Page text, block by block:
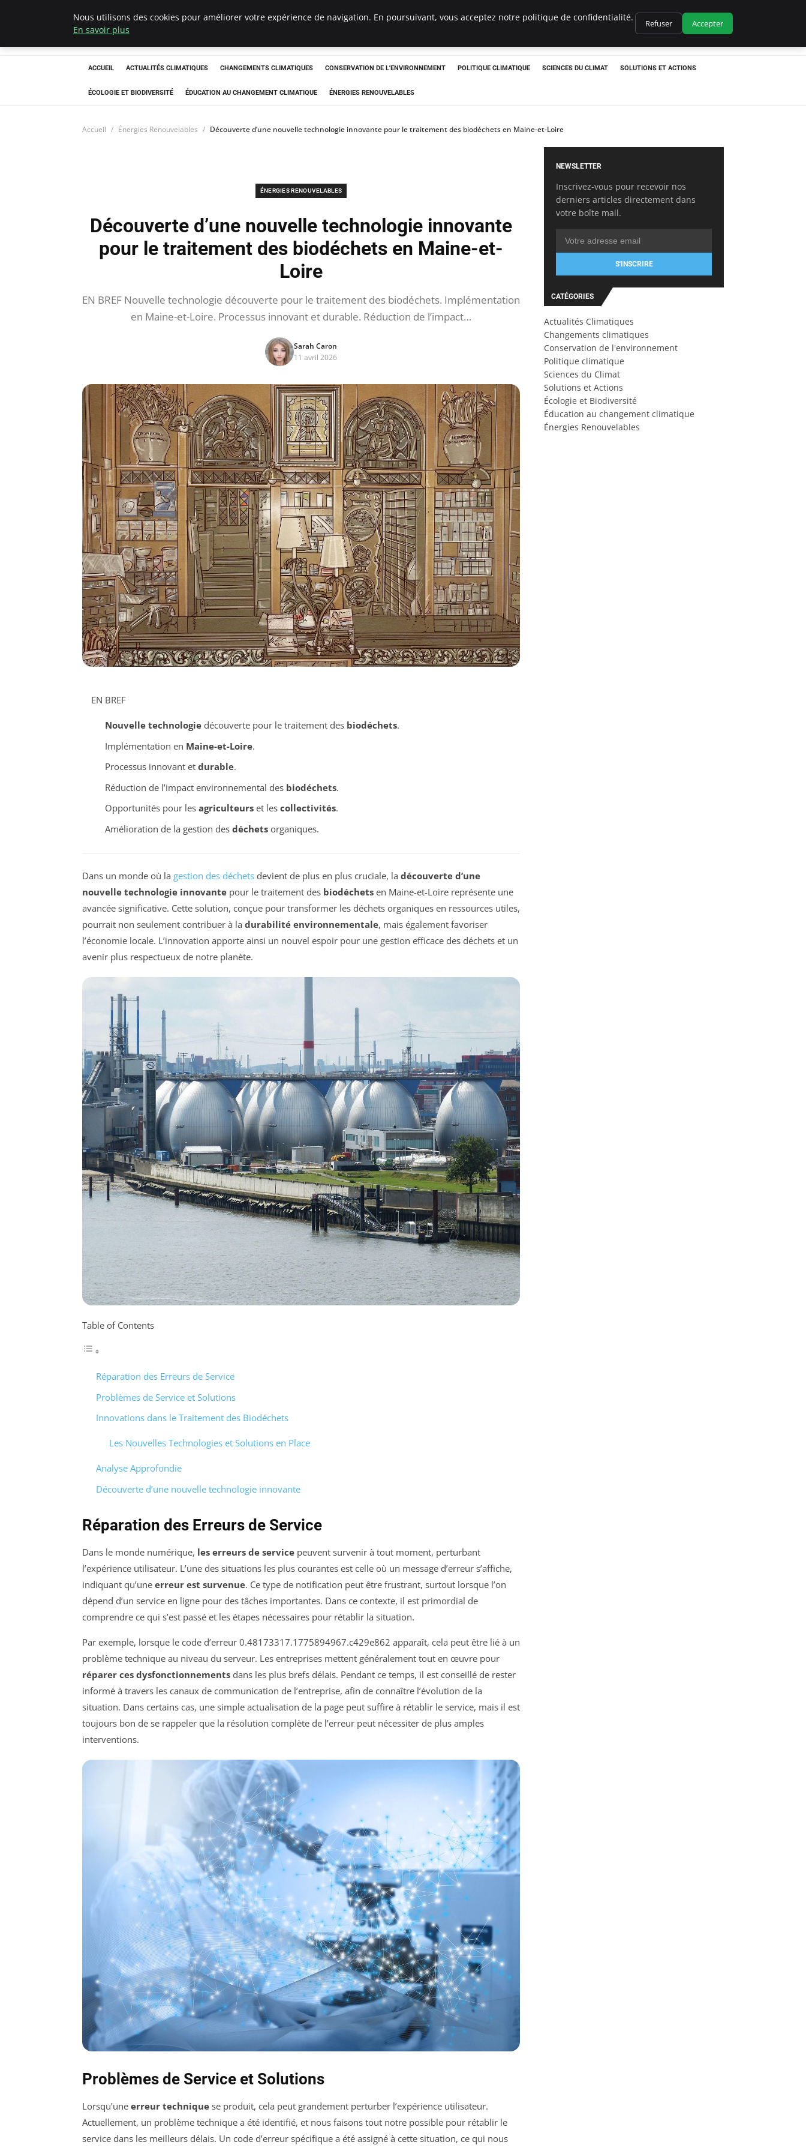
Climatedebtagents
ACCUEIL ACTUALITÉS CLIMATIQUES CHANGEMENTS CLIMATIQUES CONSERVATION DE L'ENVIRONNEMENT POLITIQUE CLIMATIQUE SCIENCES DU CLIMAT SOLUTIONS ET ACTIONS
ÉCOLOGIE ET BIODIVERSITÉ ÉDUCATION AU CHANGEMENT CLIMATIQUE ÉNERGIES RENOUVELABLES
Accueil Énergies Renouvelables Découverte d’une nouvelle technologie innovante pour le traitement des biodéchets en Maine-et-Loire
ÉNERGIES RENOUVELABLES
Découverte d’une nouvelle technologie innovante
pour le traitement des biodéchets en Maine-et-
Loire
EN BREF Nouvelle technologie découverte pour le traitement des biodéchets. Implémentation
en Maine-et-Loire. Processus innovant et durable. Réduction de l’impact…
Sarah Caron
11 avril 2026
EN BREF
Nouvelle technologiedécouverte pour le traitement des biodéchets.
Implémentation en Maine-et-Loire.
Processus innovant et durable.
Réduction de l’impact environnemental des biodéchets.
Opportunités pour les agriculteurset les collectivités.
Amélioration de la gestion des déchetsorganiques.
Dans un monde où la gestion des déchets devient de plus en plus cruciale, la découverte d’une
nouvelle technologie innovante pour le traitement des biodéchets en Maine-et-Loire représente une
avancée significative. Cette solution, conçue pour transformer les déchets organiques en ressources utiles,
pourrait non seulement contribuer à la durabilité environnementale, mais également favoriser
l’économie locale. L’innovation apporte ainsi un nouvel espoir pour une gestion efficace des déchets et un
avenir plus respectueux de notre planète.
Table of Contents
Réparation des Erreurs de Service
Problèmes de Service et Solutions
Innovations dans le Traitement des Biodéchets
Les Nouvelles Technologies et Solutions en Place
Analyse Approfondie
Découverte d’une nouvelle technologie innovante
Réparation des Erreurs de Service
Dans le monde numérique, les erreurs de service peuvent survenir à tout moment, perturbant
l’expérience utilisateur. L’une des situations les plus courantes est celle où un message d’erreur s’affiche,
indiquant qu’une erreur est survenue. Ce type de notification peut être frustrant, surtout lorsque l’on
dépend d’un service en ligne pour des tâches importantes. Dans ce contexte, il est primordial de
comprendre ce qui s’est passé et les étapes nécessaires pour rétablir la situation.
Par exemple, lorsque le code d’erreur 0.48173317.1775894967.c429e862 apparaît, cela peut être lié à un
problème technique au niveau du serveur. Les entreprises mettent généralement tout en œuvre pour
réparer ces dysfonctionnements dans les plus brefs délais. Pendant ce temps, il est conseillé de rester
informé à travers les canaux de communication de l’entreprise, afin de connaître l’évolution de la
situation. Dans certains cas, une simple actualisation de la page peut suffire à rétablir le service, mais il est
toujours bon de se rappeler que la résolution complète de l’erreur peut nécessiter de plus amples
interventions.
Problèmes de Service et Solutions
Lorsqu’une erreur technique se produit, cela peut grandement perturber l’expérience utilisateur.
Actuellement, un problème technique a été identifié, et nous faisons tout notre possible pour rétablir le
service dans les meilleurs délais. Un code d’erreur spécifique a été assigné à cette situation, ce qui nous
NEWSLETTER
Inscrivez-vous pour recevoir nos
derniers articles directement dans
votre boîte mail.
S'INSCRIRE
CATÉGORIES
Actualités Climatiques
Changements climatiques
Conservation de l'environnement
Politique climatique
Sciences du Climat
Solutions et Actions
Écologie et Biodiversité
Éducation au changement climatique
Énergies Renouvelables
Nous utilisons des cookies pour améliorer votre expérience de navigation. En poursuivant, vous acceptez notre politique de confidentialité.
En savoir plus
Refuser Accepter